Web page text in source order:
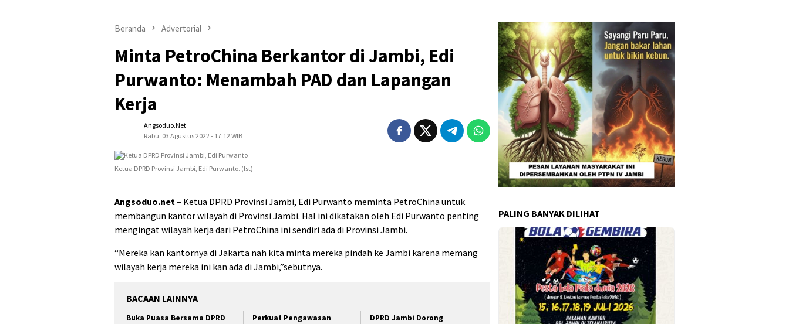
Beranda Advertorial
Minta PetroChina Berkantor di Jambi, Edi
Purwanto: Menambah PAD dan Lapangan
Kerja
Angsoduo.net
Rabu, 03 Agustus 2022 - 17:12 WIB
Ketua DPRD Provinsi Jambi, Edi Purwanto. (Ist)
Angsoduo.net– Ketua DPRD Provinsi Jambi, Edi Purwanto meminta PetroChina untuk
membangun kantor wilayah di Provinsi Jambi. Hal ini dikatakan oleh Edi Purwanto penting
mengingat wilayah kerja dari PetroChina ini sendiri ada di Provinsi Jambi.
“Mereka kan kantornya di Jakarta nah kita minta mereka pindah ke Jambi karena memang
wilayah kerja mereka ini kan ada di Jambi,”sebutnya.
BACAAN LAINNYA
Buka Puasa Bersama DPRD
Perkuat Pengawasan
DPRD Jambi Dorong
PALING BANYAK DILIHAT